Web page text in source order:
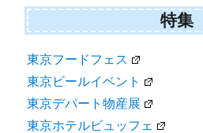
特集
東京フードフェス
東京ビールイベント
東京デパート物産展
東京ホテルビュッフェ